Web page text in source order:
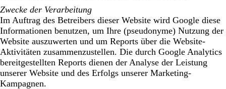
Zwecke der Verarbeitung
Im Auftrag des Betreibers dieser Website wird Google diese
Informationen benutzen, um Ihre (pseudonyme) Nutzung der
Website auszuwerten und um Reports über die Website-
Aktivitäten zusammenzustellen. Die durch Google Analytics
bereitgestellten Reports dienen der Analyse der Leistung
unserer Website und des Erfolgs unserer Marketing-
Kampagnen.